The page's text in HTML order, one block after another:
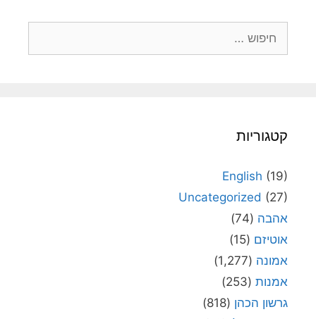
קטגוריות
English (19)
Uncategorized (27)
אהבה (74)
אוטיזם (15)
אמונה (1,277)
אמנות (253)
גרשון הכהן (818)